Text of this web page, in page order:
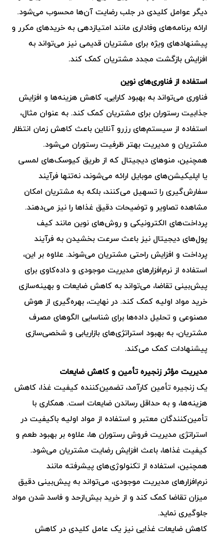
دیگر عوامل کلیدی در جلب رضایت آن‌ها محسوب می‌شود.
ارائه برنامه‌های وفاداری مانند امتیازدهی به خریدهای مکرر و
پیشنهادهای ویژه برای مشتریان قدیمی نیز می‌تواند به
افزایش بازگشت مجدد مشتریان کمک کند.
استفاده از فناوری‌های نوین
فناوری می‌تواند به بهبود کارایی، کاهش هزینه‌ها و افزایش
جذابیت رستوران برای مشتریان کمک کند. به عنوان مثال،
استفاده از سیستم‌های رزرو آنلاین باعث کاهش زمان انتظار
مشتریان و مدیریت بهتر ظرفیت رستوران می‌شود.
همچنین، منوهای دیجیتال که از طریق کیوسک‌های لمسی
یا اپلیکیشن‌های موبایل ارائه می‌شوند، نه‌تنها فرآیند
سفارش‌گیری را تسهیل می‌کنند، بلکه به مشتریان امکان
مشاهده تصاویر و توضیحات دقیق غذاها را نیز می‌دهند.
پرداخت‌های الکترونیکی و روش‌های نوین مانند کیف
پول‌های دیجیتال نیز باعث سرعت بخشیدن به فرآیند
پرداخت و افزایش راحتی مشتریان می‌شوند. علاوه بر این،
استفاده از نرم‌افزارهای مدیریت موجودی و داده‌کاوی برای
پیش‌بینی تقاضا، می‌تواند به کاهش ضایعات و بهینه‌سازی
خرید مواد اولیه کمک کند. در نهایت، بهره‌گیری از هوش
مصنوعی و تحلیل داده‌ها برای شناسایی الگوهای مصرف
مشتریان، به بهبود استراتژی‌های بازاریابی و شخصی‌سازی
پیشنهادات کمک می‌کند.
مدیریت مؤثر زنجیره تأمین و کاهش ضایعات
یک زنجیره تأمین کارآمد، تضمین‌کننده کیفیت غذا، کاهش
هزینه‌ها، و به حداقل رساندن ضایعات است. همکاری با
تأمین‌کنندگان معتبر و استفاده از مواد اولیه باکیفیت در
استراتژی مدیریت فروش رستوران ها، علاوه بر بهبود طعم و
کیفیت غذاها، باعث افزایش رضایت مشتریان می‌شود.
همچنین، استفاده از تکنولوژی‌های پیشرفته مانند
نرم‌افزارهای مدیریت موجودی، می‌تواند به پیش‌بینی دقیق
میزان تقاضا کمک کند و از خرید بیش‌ازحد و فاسد شدن مواد
جلوگیری نماید.
کاهش ضایعات غذایی نیز یک عامل کلیدی در کاهش